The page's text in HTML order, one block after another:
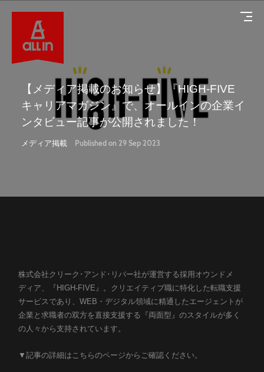
About
Company
会社概要
Career
採用情報
Career
News
【メディア掲載のお知らせ】『HIGH-FIVE
キャリアマガジン』で、オールインの企業イ
ンタビュー記事が公開されました！
メディア掲載 Published on 29 Sep 2023
株式会社クリーク･アンド･リバー社が運営する採用オウンドメ
ディア、『HIGH-FIVE』。クリエイティブ職に特化した転職支援
サービスであり、WEB・デジタル領域に精通したエージェントが
企業と求職者の双方を直接支援する『両面型』のスタイルが多く
の人々から支持されています。
▼記事の詳細はこちらのページからご確認ください。